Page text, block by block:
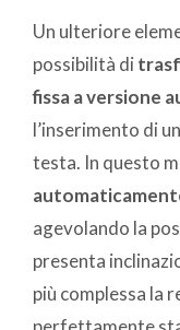
Un ulteriore
possibilità di
fissa a versione
l’inserimento di un
testa. In questo
agevolando la
presenta
più complessa la